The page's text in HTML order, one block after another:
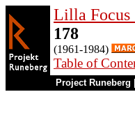
Lilla
178
(1961-1984)
Table of
Project Runeberg